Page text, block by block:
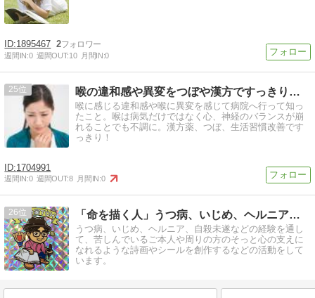
1895467 2
週間IN:0 週間OUT:10 月間IN:0
25 喉の違和感や異変をつぼや漢方ですっきり治す
喉に感じる違和感や喉に異変を感じて病院へ行って知っ
たこと。喉は病気だけではなく心、神経のバランスが崩
れることでも不調に。漢方薬、つぼ、生活習慣改善です
っきり！
1704991
週間IN:0 週間OUT:8 月間IN:0
26 「命を描く人」うつ病、いじめ、ヘルニア、自殺未遂の経験ブログ
うつ病、いじめ、ヘルニア、自殺未遂などの経験を通し
て、苦しんでいるご本人や周りの方のそっと心の支えに
なれるような詩画やシールを創作するなどの活動をして
います。